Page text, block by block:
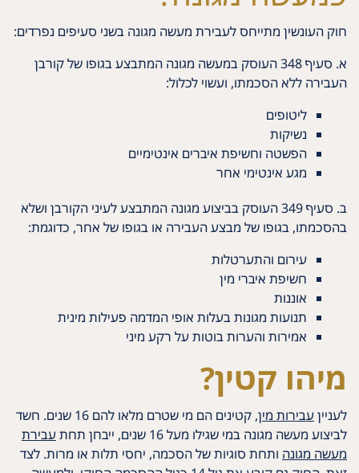
חוק העונשין מתייחס לעבירת מעשה מגונה בשני סעיפים נפרדים:
א. סעיף 348 העוסק במעשה מגונה המתבצע בגופו של קורבן
העבירה ללא הסכמתו, ועשוי לכלול:
ליטופים
נשיקות
הפשטה וחשיפת איברים אינטימיים
מגע אינטימי אחר
ב. סעיף 349 העוסק בביצוע מגונה המתבצע לעיני הקורבן ושלא
בהסכמתו, בגופו של מבצע העבירה או בגופו של אחר, כדוגמת:
עירום והתערטלות
חשיפת איברי מין
אוננות
תנועות מגונות בעלות אופי המדמה פעילות מינית
אמירות והערות בוטות על רקע מיני
מיהו קטין?
לענייןעבירות מין
, קטינים הם מי שטרם מלאו להם 16 שנים. חשד
לביצוע מעשה מגונה במי שגילו מעל 16 שנים, ייבחן תחת
עבירת
מעשה מגונה ותחת סוגיות של הסכמה, יחסי תלות או מרות. לצד